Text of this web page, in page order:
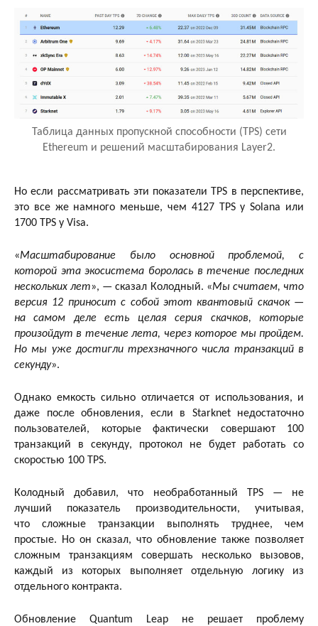
Таблица данных пропускной способности (TPS) сети
Ethereum и решений масштабирования Layer2.
Но если рассматривать эти показатели TPS в перспективе,
это все же намного меньше, чем 4127 TPS у Solana или
1700 TPS у Visa.
«Масштабирование было основной проблемой, с
которой эта экосистема боролась в течение последних
нескольких лет», — сказал Колодный. «Мы считаем, что
версия 12 приносит с собой этот квантовый скачок —
на самом деле есть целая серия скачков, которые
произойдут в течение лета, через которое мы пройдем.
Но мы уже достигли трехзначного числа транзакций в
секунду».
Однако емкость сильно отличается от использования, и
даже после обновления, если в Starknet недостаточно
пользователей, которые фактически совершают 100
транзакций в секунду, протокол не будет работать со
скоростью 100 TPS.
Колодный добавил, что необработанный TPS — не
лучший показатель производительности, учитывая,
что сложные транзакции выполнять труднее, чем
простые. Но он сказал, что обновление также позволяет
сложным транзакциям совершать несколько вызовов,
каждый из которых выполняет отдельную логику из
отдельного контракта.
Обновление Quantum Leap не решает проблему